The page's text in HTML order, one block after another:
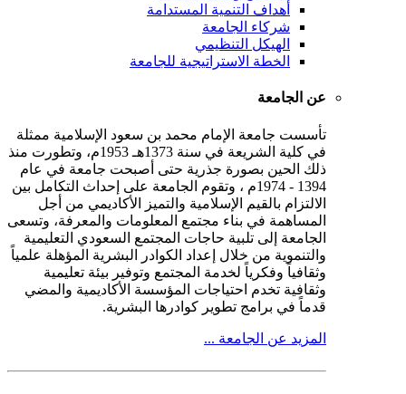
أهداف التنمية المستدامة
شركاء الجامعة
الهيكل التنظيمي
الخطة الاستراتيجية للجامعة
عن الجامعة
تأسست جامعة الإمام محمد بن سعود الإسلامية ممثلة
في كلية الشريعة في سنة 1373هـ 1953م، وتطورت منذ
ذلك الحين بصورة جذرية حتى أصبحت جامعة في عام
1394 - 1974م ، وتقوم الجامعة على إحداث التكامل بين
الالتزام بالقيم الإسلامية والتميز الأكاديمي من أجل
المساهمة في بناء مجتمع المعلومات والمعرفة، وتسعى
الجامعة إلى تلبية حاجات المجتمع السعودي التعليمية
والتنموية من خلال إعداد الكوادر البشرية المؤهلة علمياً
وثقافياً وفكرياً لخدمة المجتمع وتوفير بيئة تعليمية
وثقافية تخدم احتياجات المؤسسة الأكاديمية والمضي
قدماً في برامج تطوير كوادرها البشرية.
المزيد عن الجامعة ...